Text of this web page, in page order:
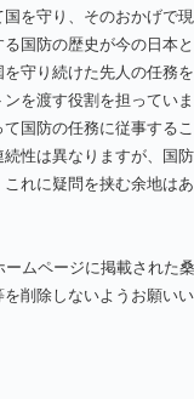
を守り、そのおかげで
国防の歴史が今の日本
守り続けた先人の任務
を渡す役割を担ってい
国防の任務に従事する
性は異なりますが、国
れに疑問を挟む余地は
ムページに掲載された
削除しないようお願い